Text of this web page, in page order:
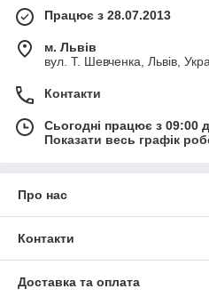
Працює з 28.07.2013
м. Львів
вул. Т. Шевченка, Львів,
Контакти
Сьогодні працює з 09:00
Показати весь графік
Про нас
Контакти
Доставка та оплата